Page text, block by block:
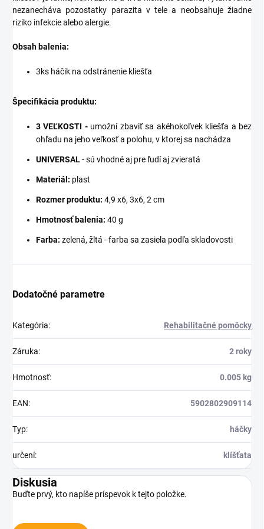
nezanecháva pozostatky parazita v tele a neobsahuje žiadne
riziko infekcie alebo alergie.
Obsah balenia:
3ks háčik na odstránenie kliešťa
Špecifikácia produktu:
3 VEĽKOSTI -umožní zbaviť sa akéhokoľvek kliešťa a bez
ohľadu na jeho veľkosť a polohu, v ktorej sa nachádza
UNIVERSAL- sú vhodné aj pre ľudí aj zvieratá
Materiál: plast
Rozmer produktu: 4,9 x6, 3x6, 2 cm
Hmotnosť balenia: 40 g
Farba: zelená, žltá - farba sa zasiela podľa skladovosti
Dodatočné parametre
Kategória: Rehabilitačné pomôcky
Záruka: 2 roky
Hmotnosť: 0.005 kg
EAN: 5902802909114
Typ: háčky
určení: klíšťata
Diskusia
Buďte prvý, kto napíše príspevok k tejto položke.